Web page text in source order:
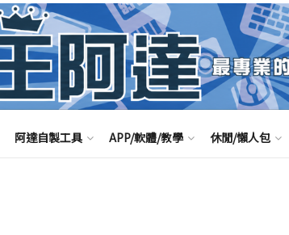
阿達自製工具 APP/軟體/教學 休閒/懶人包